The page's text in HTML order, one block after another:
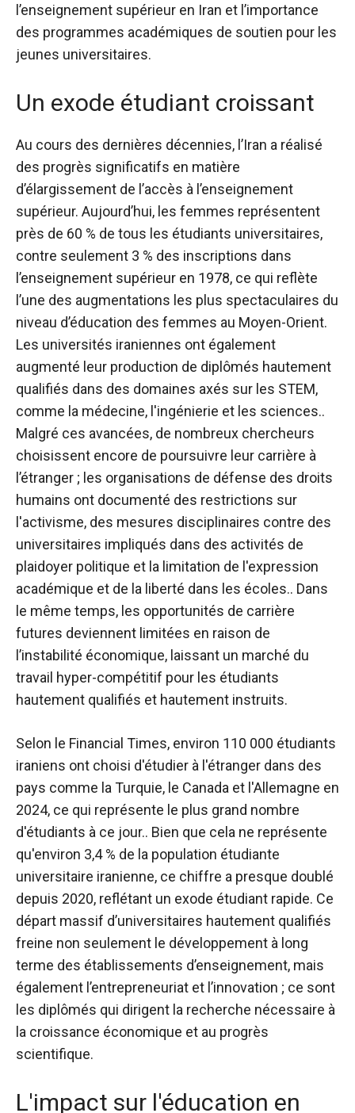
l’enseignement supérieur en Iran et l’importance
des programmes académiques de soutien pour les
jeunes universitaires.
Un exode étudiant croissant
Au cours des dernières décennies, l’Iran a réalisé
des progrès significatifs en matière
d’élargissement de l’accès à l’enseignement
supérieur. Aujourd’hui, les femmes représentent
près de 60 % de tous les étudiants universitaires,
contre seulement 3 % des inscriptions dans
l’enseignement supérieur en 1978, ce qui reflète
l’une des augmentations les plus spectaculaires du
niveau d’éducation des femmes au Moyen-Orient.
Les universités iraniennes ont également
augmenté leur production de diplômés hautement
qualifiés dans des domaines axés sur les STEM,
comme la médecine, l'ingénierie et les sciences..
Malgré ces avancées, de nombreux chercheurs
choisissent encore de poursuivre leur carrière à
l’étranger ; les organisations de défense des droits
humains ont documenté des restrictions sur
l'activisme, des mesures disciplinaires contre des
universitaires impliqués dans des activités de
plaidoyer politique et la limitation de l'expression
académique et de la liberté dans les écoles.. Dans
le même temps, les opportunités de carrière
futures deviennent limitées en raison de
l’instabilité économique, laissant un marché du
travail hyper-compétitif pour les étudiants
hautement qualifiés et hautement instruits.
Selon le Financial Times, environ 110 000 étudiants
iraniens ont choisi d'étudier à l'étranger dans des
pays comme la Turquie, le Canada et l'Allemagne en
2024, ce qui représente le plus grand nombre
d'étudiants à ce jour.. Bien que cela ne représente
qu'environ 3,4 % de la population étudiante
universitaire iranienne, ce chiffre a presque doublé
depuis 2020, reflétant un exode étudiant rapide. Ce
départ massif d’universitaires hautement qualifiés
freine non seulement le développement à long
terme des établissements d’enseignement, mais
également l’entrepreneuriat et l’innovation ; ce sont
les diplômés qui dirigent la recherche nécessaire à
la croissance économique et au progrès
scientifique.
L'impact sur l'éducation en